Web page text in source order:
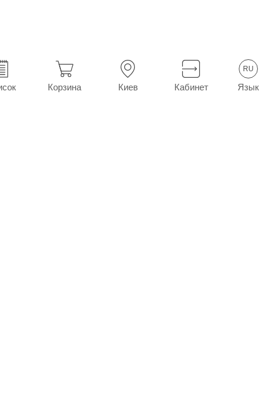
Корзина Киев Кабинет
RU
Язык
укуса насекомых Аммиака раствор для наруж. прим. 10%